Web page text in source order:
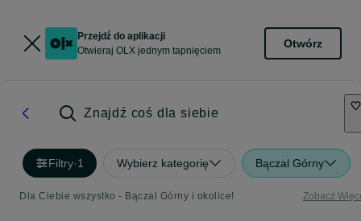
Przejdź do aplikacji
Otwieraj OLX jednym tapnięciem
Otwórz
Znajdź coś dla siebie
Filtry·1 Wybierz kategorię Bączal Górny
Dla Ciebie wszystko - Bączal Górny i okolice! Zobacz